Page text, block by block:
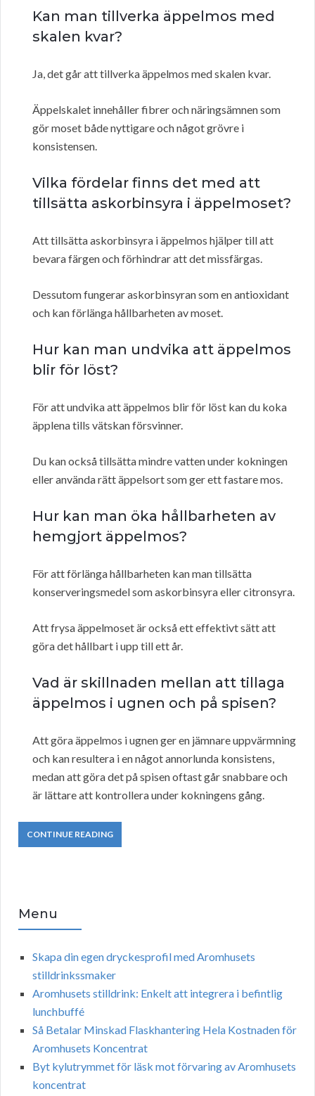
Kan man tillverka äppelmos med
skalen kvar?
Ja, det går att tillverka äppelmos med skalen kvar.
Äppelskalet innehåller fibrer och näringsämnen som
gör moset både nyttigare och något grövre i
konsistensen.
Vilka fördelar finns det med att
tillsätta askorbinsyra i äppelmoset?
Att tillsätta askorbinsyra i äppelmos hjälper till att
bevara färgen och förhindrar att det missfärgas.
Dessutom fungerar askorbinsyran som en antioxidant
och kan förlänga hållbarheten av moset.
Hur kan man undvika att äppelmos
blir för löst?
För att undvika att äppelmos blir för löst kan du koka
äpplena tills vätskan försvinner.
Du kan också tillsätta mindre vatten under kokningen
eller använda rätt äppelsort som ger ett fastare mos.
Hur kan man öka hållbarheten av
hemgjort äppelmos?
För att förlänga hållbarheten kan man tillsätta
konserveringsmedel som askorbinsyra eller citronsyra.
Att frysa äppelmoset är också ett effektivt sätt att
göra det hållbart i upp till ett år.
Vad är skillnaden mellan att tillaga
äppelmos i ugnen och på spisen?
Att göra äppelmos i ugnen ger en jämnare uppvärmning
och kan resultera i en något annorlunda konsistens,
medan att göra det på spisen oftast går snabbare och
är lättare att kontrollera under kokningens gång.
CONTINUE READING
Menu
Skapa din egen dryckesprofil med Aromhusets
stilldrinkssmaker
Aromhusets stilldrink: Enkelt att integrera i befintlig
lunchbuffé
Så Betalar Minskad Flaskhantering Hela Kostnaden för
Aromhusets Koncentrat
Byt kylutrymmet för läsk mot förvaring av Aromhusets
koncentrat